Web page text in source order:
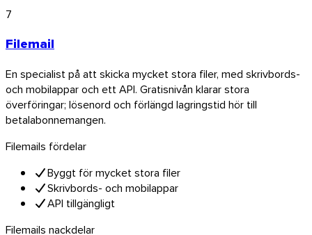
7
Filemail
En specialist på att skicka mycket stora filer, med skrivbords-
och mobilappar och ett API. Gratisnivån klarar stora
överföringar; lösenord och förlängd lagringstid hör till
betalabonnemangen.
Filemails fördelar
Byggt för mycket stora filer
Skrivbords- och mobilappar
API tillgängligt
Filemails nackdelar